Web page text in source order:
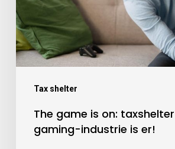
Tax shelter
The game is on:
gaming-industrie is er!